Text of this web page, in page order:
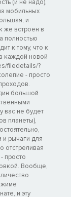
(и не надо),
мобильных
и
же встроен в
полностью
к тому, что к
каждой новой
filedetails/?
- просто
большой
вас не будет
планеты),
и рычаги для
отстреливая
просто
Вообще,
и эту